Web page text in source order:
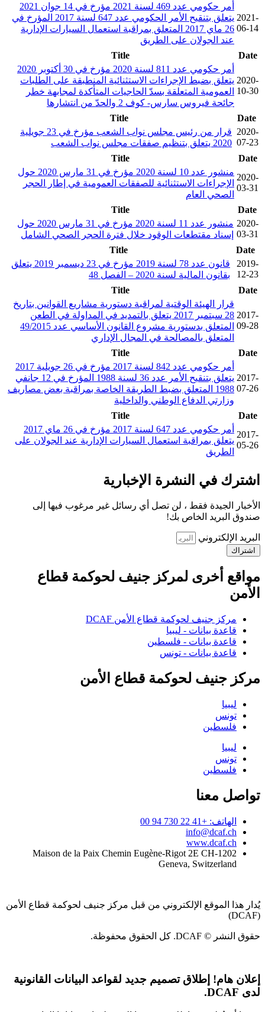
2021-
06-14
أمر حكومي عدد 469 لسنة 2021 مؤرخ في 14 جوان 2021
يتعلق بتنقيح الأمر الحكومي عدد 647 لسنة 2017 المؤرخ في
26 ماي 2017 المتعلق بمراقبة استعمال السيارات الإدارية
عند الجولان على الطريق
Date
Title
2020-
10-30
أمر حكومي عدد 811 لسنة 2020 مؤرخ في 30 أكتوبر 2020
يتعلق بضبط الإجراءات الاستثنائية المنطبقة على الطلبات
العمومية المتعلقة بسدّ الحاجيات المتأكدة لمجابهة خطر
جائحة فيروس سارس- كوف 2 والحدّ من انتشارها
Date
Title
2020-
07-23
قرار من رئيس مجلس نواب الشعب مؤرخ في 23 جويلية
2020 يتعلق بتنظيم صفقات مجلس نواب الشعب
Date
Title
2020-
03-31
منشور عدد 10 لسنة 2020 مؤرخ في 31 مارس 2020 حول
الإجراءات الاستثنائية للصفقات العمومية في إطار الحجر
الصحي العام
Date
Title
2020-
03-31
منشور عدد 11 لسنة 2020 مؤرخ في 31 مارس 2020 حول
إسناد مقتطعات الوقود خلال فترة الحجر الصحي الشامل
Date
Title
2019-
12-23
قانون عدد 78 لسنة 2019 مؤرخ في 23 ديسمبر 2019 يتعلق
بقانون المالية لسنة 2020 – الفصل 48
Date
Title
2017-
09-28
قرار الهيئة الوقتية لمراقبة دستورية مشاريع القوانين بتاريخ
28 سبتمبر 2017 يتعلق بالتمديد في المداولة في الطعن
المتعلق بدستورية مشروع القانون الأساسي عدد 49/2015
المتعلق بالمصالحة في المجال الإداري
Date
Title
2017-
07-26
أمر حكومي عدد 842 لسنة 2017 مؤرخ في 26 جويلية 2017
يتعلق بتنقيح الأمر عدد 36 لسنة 1988 المؤرخ في 12 جانفي
1988 المتعلق بضبط الطريقة الخاصة بمراقبة بعض مصاريف
وزارتي الدفاع الوطني والداخلية
Date
Title
2017-
05-26
أمر حكومي عدد 647 لسنة 2017 مؤرخ في 26 ماي 2017
يتعلق بمراقبة استعمال السيارات الإدارية عند الجولان على
الطريق
اشترك في النشرة الإخبارية
الأخبار الجيدة فقط ، لن تصل أي رسائل غير مرغوب فيها إلى
صندوق البريد الخاص بك!
البريد الإلكتروني
اشتراك
مواقع أخرى لمركز جنيف لحوكمة قطاع
الأمن
مركز جنيف لحوكمة قطاع الأمن DCAF
قاعدة بيانات - ليبيا
قاعدة بيانات - فلسطين
قاعدة بيانات - تونس
مركز جنيف لحوكمة قطاع الأمن
ليبيا
تونس
فلسطين
ليبيا
تونس
فلسطين
تواصل معنا
الهاتف: +41 22 730 94 00
info@dcaf.ch
www.dcaf.ch
Maison de la Paix Chemin Eugène-Rigot 2E CH-1202
Geneva, Switzerland
يُدار هذا الموقع الإلكتروني من قبل مركز جنيف لحوكمة قطاع الأمن
(DCAF)
حقوق النشر © DCAF. كل الحقوق محفوظة.
إعلان هام! إطلاق تصميم جديد لقواعد البيانات القانونية
لدى DCAF.